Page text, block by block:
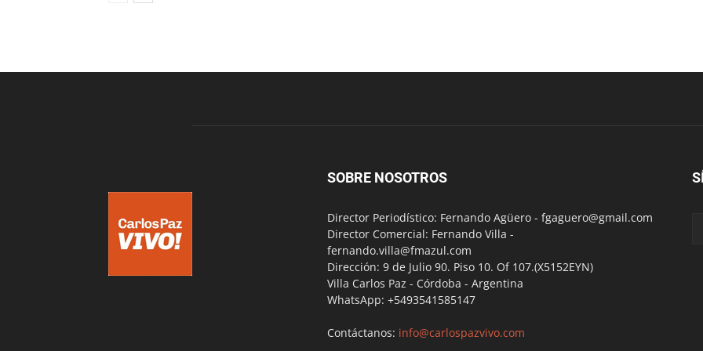
SOBRE NOSOTROS
Director Periodístico: Fernando Agüero - fgaguero@gmail.com
Director Comercial: Fernando Villa -
fernando.villa@fmazul.com
Dirección: 9 de Julio 90. Piso 10. Of 107.(X5152EYN)
Villa Carlos Paz - Córdoba - Argentina
WhatsApp: +5493541585147
Contáctanos: info@carlospazvivo.com